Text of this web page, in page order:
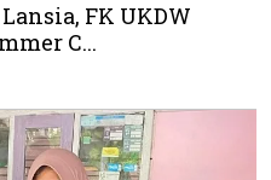
FK UKDW
C...